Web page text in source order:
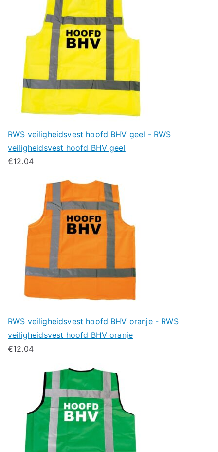
RWS veiligheidsvest hoofd BHV geel - RWS
veiligheidsvest hoofd BHV geel
€12.04
RWS veiligheidsvest hoofd BHV oranje - RWS
veiligheidsvest hoofd BHV oranje
€12.04